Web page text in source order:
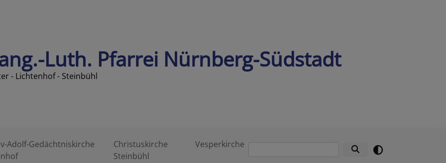
Luth. Pfarrei Nürnberg-Südstadt
- Lichtenhof - Steinbühl
Adolf-Gedächtniskirche
Christuskirche
Steinbühl
VesperkircheSuche